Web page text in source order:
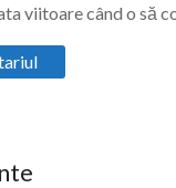
viitoare când o să